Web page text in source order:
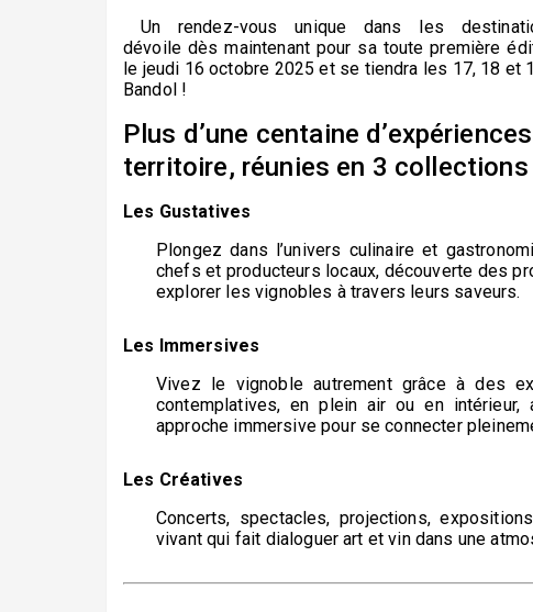
Un rendez-vous unique dans les
dévoile dèsmaintenant pour sa toute première
le jeudi 16 octobre 2025 etse tiendra les 17, 18 et
Bandol !
Plus d’une centaine
territoire, réunies en 3 collections
Les Gustatives
Plongez dans l’univers culinaire et
chefs et producteurs locaux, découverte des
explorer les vignobles à travers leurs saveurs.
Les Immersives
Vivez le vignoble autrement grâce à des
contemplatives, en plein air ou en
approche immersive pour se connecter
Les Créatives
Concerts, spectacles, projections,
vivant qui fait dialoguer art et vin dans une